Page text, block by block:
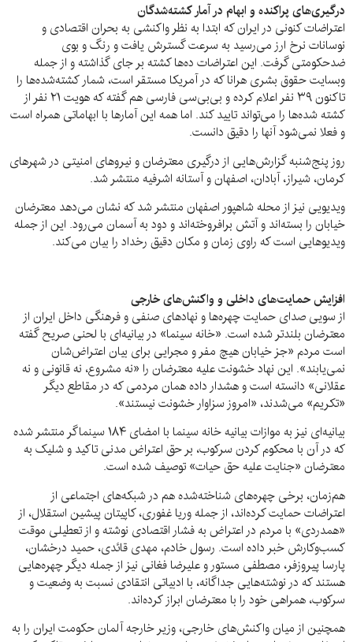
درگیری‌های پراکنده و ابهام در آمار کشته‌شدگان
اعتراضات کنونی در ایران که ابتدا به نظر واکنشی به بحران اقتصادی و
نوسانات نرخ ارز می‌رسید به سرعت گسترش یافت و رنگ و بوی
ضدحکومتی گرفت. این اعتراضات ده‌ها کشته بر جای گذاشته و از جمله
وبسایت حقوق بشری هرانا که در آمریکا مستقر است، شمار کشته‌شده‌ها را
تاکنون ۳۹ نفر اعلام کرده و بی‌بی‌سی فارسی هم گفته که هویت ۲۱ نفر از
کشته شده‌ها را می‌تواند تایید کند. اما همه این آمارها با ابهاماتی همراه است
و فعلا نمی‌شود آنها را دقیق دانست.
روز پنج‌شنبه گزارش‌هایی از درگیری معترضان و نیروهای امنیتی در شهرهای
کرمان، شیراز، آبادان، اصفهان و آستانه اشرفیه منتشر شد.
ویدیویی نیز از محله شاهپور اصفهان منتشر شد که نشان می‌دهد معترضان
خیابان را بسته‌اند و آتش برافروخته‌اند و دود به آسمان می‌رود. این از جمله
ویدیوهایی است که راوی زمان و مکان دقیق رخداد را بیان می‌کند.
افزایش حمایت‌های داخلی و واکنش‌های خارجی
از سویی صدای حمایت چهره‌ها و نهادهای صنفی و فرهنگی داخل ایران از
معترضان بلندتر شده است. «خانه سینما» در بیانیه‌ای با لحنی صریح گفته
است مردم «جز خیابان هیچ مفر و مجرایی برای بیان اعتراض‌شان
نمی‌یابند». این نهاد خشونت علیه معترضان را «نه مشروع، نه قانونی و نه
عقلانی» دانسته است و هشدار داده همان مردمی که در مقاطع دیگر
«تکریم» می‌شدند، «امروز سزاوار خشونت نیستند».
بیانیه‌ای نیز به موازات بیانیه خانه سینما با امضای ۱۸۴ سینماگر منتشر شده
که در آن با محکوم کردن سرکوب، بر حق اعتراض مدنی تاکید و شلیک به
معترضان «جنایت علیه حق حیات» توصیف شده است.
هم‌زمان، برخی چهره‌های شناخته‌شده هم در شبکه‌های اجتماعی از
اعتراضات حمایت کرده‌اند، از جمله وریا غفوری، کاپیتان پیشین استقلال، از
«همدردی» با مردم در اعتراض به فشار اقتصادی نوشته و از تعطیلی موقت
کسب‌وکارش خبر داده است. رسول خادم، مهدی قائدی، حمید درخشان،
پارسا پیروزفر، مصطفی مستور و علیرضا فغانی نیز از جمله دیگر چهره‌هایی
هستند که در نوشته‌هایی جداگانه، با ادبیاتی انتقادی نسبت به وضعیت و
سرکوب، همراهی خود را با معترضان ابراز کرده‌اند.
همچنین از میان واکنش‌های خارجی، وزیر خارجه آلمان حکومت ایران را به